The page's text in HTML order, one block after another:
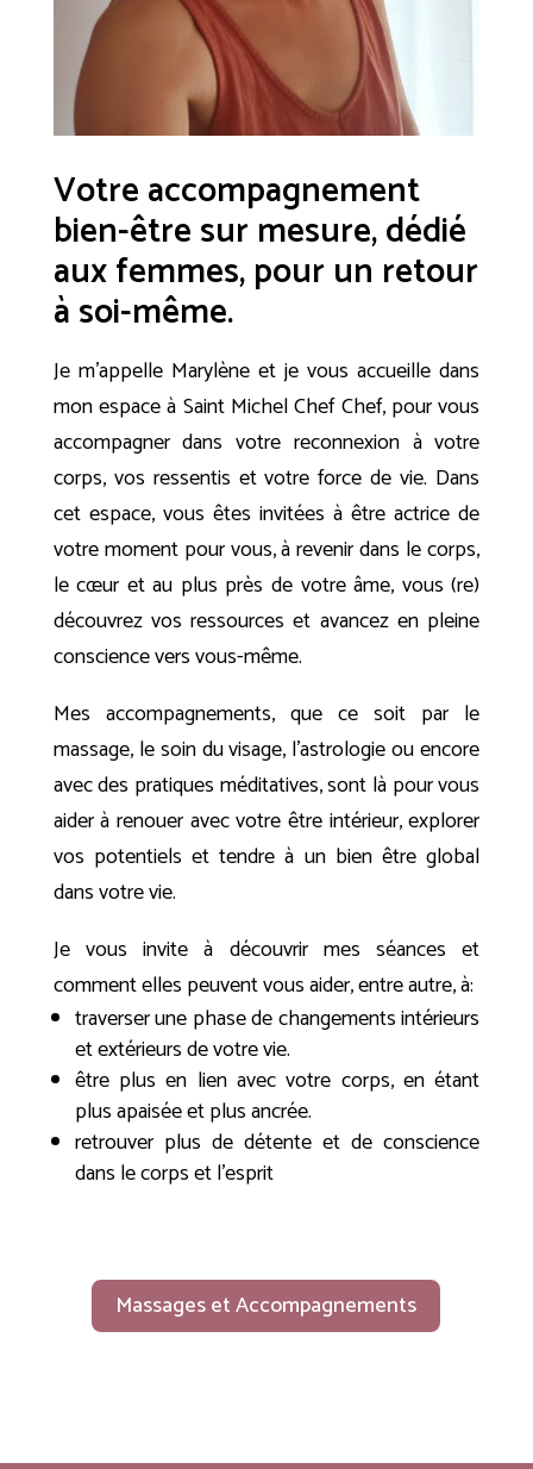
Votre accompagnement
bien-être sur mesure, dédié
aux femmes, pour un retour
à soi-même.
Je m’appelle Marylène et je vous accueille dans
mon espace à Saint Michel Chef Chef, pour vous
accompagner dans votre reconnexion à votre
corps, vos ressentis et votre force de vie. Dans
cet espace, vous êtes invitées à être actrice de
votre moment pour vous, à revenir dans le corps,
le cœur et au plus près de votre âme, vous (re)
découvrez vos ressources et avancez en pleine
conscience vers vous-même.
Mes accompagnements, que ce soit par le
massage, le soin du visage, l’astrologie ou encore
avec des pratiques méditatives, sont là pour vous
aider à renouer avec votre être intérieur, explorer
vos potentiels et tendre à un bien être global
dans votre vie.
Je vous invite à découvrir mes séances et
comment elles peuvent vous aider, entre autre, à:
traverser une phase de changements intérieurs
et extérieurs de votre vie.
être plus en lien avec votre corps, en étant
plus apaisée et plus ancrée.
retrouver plus de détente et de conscience
dans le corps et l’esprit
Massages et Accompagnements